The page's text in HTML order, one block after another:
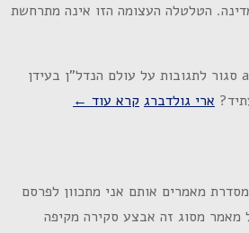
הטלטלה העצומה הזו אינה מתרחשת
סגור לתגובות על עולם הנדל"ן בעידן
ארי גולדברג קרא עוד ←
מאמרים אותם אני מתכוון לפרסם
מאמר מסוג זה אבצע סקירה מקיפה